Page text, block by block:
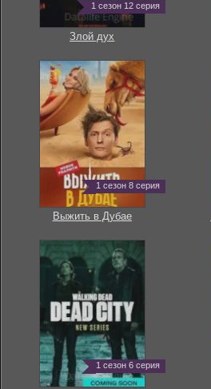
1 сезон 12 серия
Злой дух
1 сезон 8 серия
Выжить в Дубае
1 сезон 6 серия